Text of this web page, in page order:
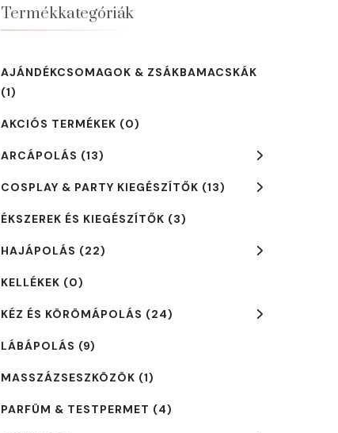
Termékkategóriák
AJÁNDÉKCSOMAGOK & ZSÁKBAMACSKÁK
(1)
AKCIÓS TERMÉKEK (0)
ARCÁPOLÁS (13)
COSPLAY & PARTY KIEGÉSZÍTŐK (13)
ÉKSZEREK ÉS KIEGÉSZÍTŐK (3)
HAJÁPOLÁS (22)
KELLÉKEK (0)
KÉZ ÉS KÖRÖMÁPOLÁS (24)
LÁBÁPOLÁS (9)
MASSZÁZSESZKÖZÖK (1)
PARFÜM & TESTPERMET (4)